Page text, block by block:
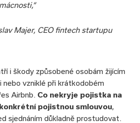
Majer, CEO fintech startupu
i škody způsobené osobám žijícím
vzniklé při krátkodobém
Airbnb. Co nekryje pojistka na
pojistnou smlouvou
sjednáním důkladně prostudovat.